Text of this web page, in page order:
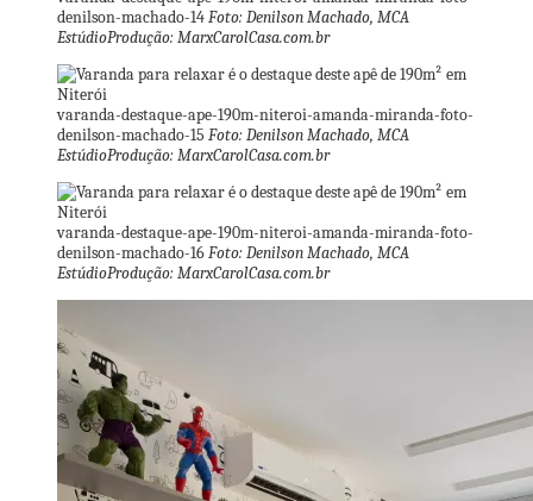
denilson-machado-14Foto: Denilson Machado, MCA
EstúdioProdução: MarxCarolCasa.com.br
varanda-destaque-ape-190m-niteroi-amanda-miranda-foto-
denilson-machado-15 Foto: Denilson Machado, MCA
EstúdioProdução: MarxCarolCasa.com.br
varanda-destaque-ape-190m-niteroi-amanda-miranda-foto-
denilson-machado-16Foto: Denilson Machado, MCA
EstúdioProdução: MarxCarolCasa.com.br